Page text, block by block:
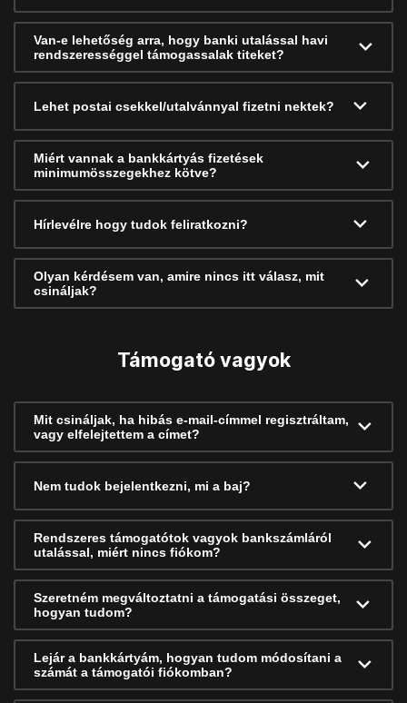
Van-e lehetőség arra, hogy banki utalással havi
rendszerességgel támogassalak titeket?
Lehet postai csekkel/utalvánnyal fizetni nektek?
Miért vannak a bankkártyás fizetések
minimumösszegekhez kötve?
Hírlevélre hogy tudok feliratkozni?
Olyan kérdésem van, amire nincs itt válasz, mit
csináljak?
Támogató vagyok
Mit csináljak, ha hibás e-mail-címmel regisztráltam,
vagy elfelejtettem a címet?
Nem tudok bejelentkezni, mi a baj?
Rendszeres támogatótok vagyok bankszámláról
utalással, miért nincs fiókom?
Szeretném megváltoztatni a támogatási összeget,
hogyan tudom?
Lejár a bankkártyám, hogyan tudom módosítani a
számát a támogatói fiókomban?